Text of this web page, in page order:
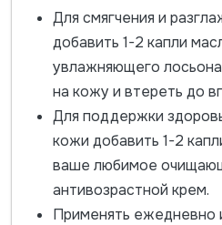
Для смягчения и
добавить 1-2 капли
увлажняющего
на кожу и втереть до
Для поддержки
кожи добавить 1-2
ваше любимое
антивозрастной крем.
Применять ежедневно